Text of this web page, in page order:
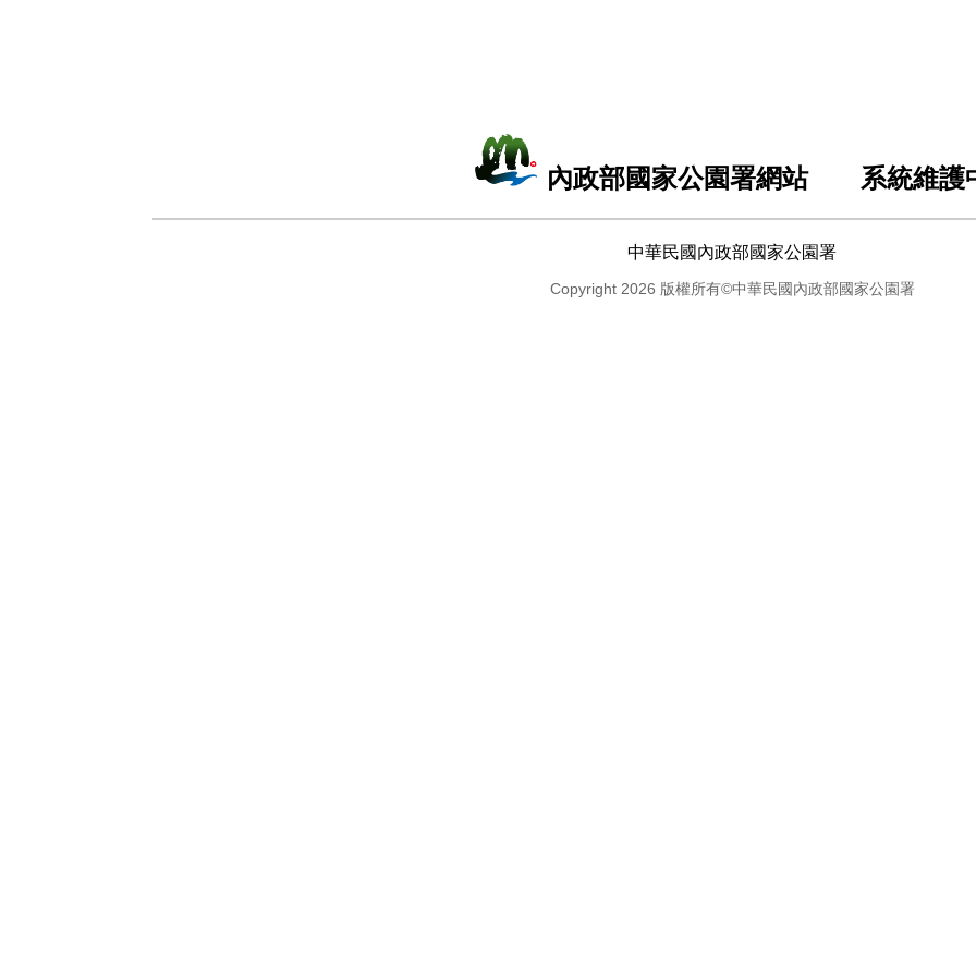
內政部國家公園署網站 系統維護
中華民國內政部國家公園署
Copyright 2026 版權所有©中華民國內政部國家公園署